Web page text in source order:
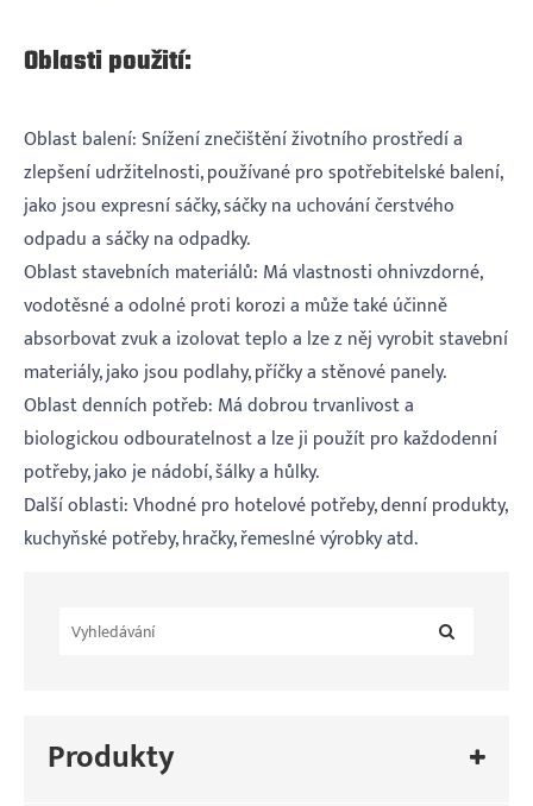
Oblasti použití:
‌Oblast balení‌: Snížení znečištění životního prostředí a
zlepšení udržitelnosti‌, používané pro spotřebitelské balení,
jako jsou expresní sáčky, sáčky na uchování čerstvého
odpadu a sáčky na odpadky.
‌Oblast stavebních materiálů‌: Má vlastnosti ohnivzdorné,
vodotěsné a odolné proti korozi a může také účinně
absorbovat zvuk a izolovat teplo a lze z něj vyrobit stavební
materiály, jako jsou podlahy, příčky a stěnové panely.
Oblast denních potřeb: Má dobrou trvanlivost a
biologickou odbouratelnost a lze ji použít pro každodenní
potřeby, jako je nádobí, šálky a hůlky.
‌Další oblasti‌: Vhodné pro hotelové potřeby, denní produkty,
kuchyňské potřeby, hračky, řemeslné výrobky atd.
Produkty